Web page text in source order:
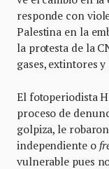
responde con
Palestina en la
la protesta de la
gases, extintores
El fotoperiodista
proceso de
golpiza, le
independiente o
vulnerable pues